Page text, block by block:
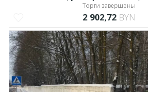
Торги завершены
2 902,72 BYN